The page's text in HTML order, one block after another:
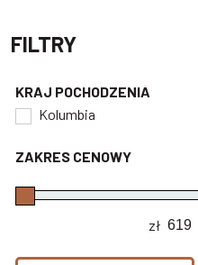
FILTRY
KRAJ POCHODZENIA
Kolumbia
ZAKRES CENOWY
zł